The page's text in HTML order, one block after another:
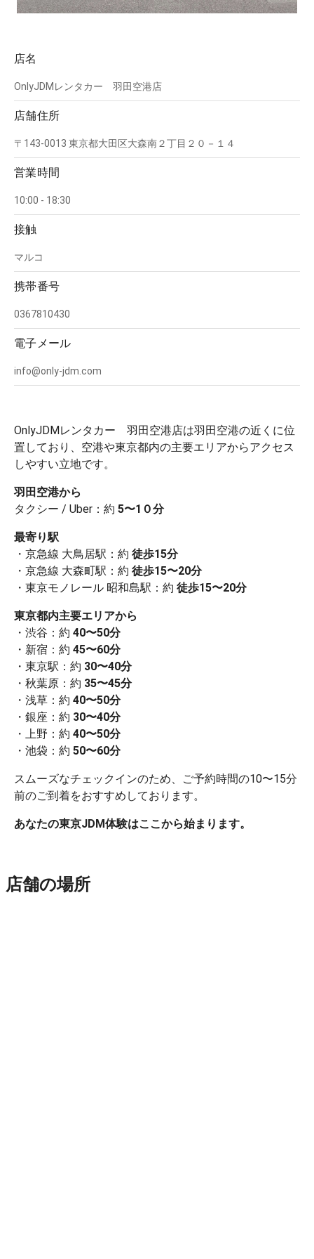
店名
OnlyJDMレンタカー 羽田空港店
店舗住所
〒143-0013 東京都大田区大森南２丁目２０－１４
営業時間
10:00 - 18:30
接触
マルコ
携帯番号
0367810430
電子メール
info@only-jdm.com
OnlyJDMレンタカー 羽田空港店は羽田空港の近くに位
置しており、空港や東京都内の主要エリアからアクセス
しやすい立地です。
羽田空港から
タクシー / Uber：約 5〜1０分
最寄り駅
・京急線 大鳥居駅：約 徒歩15分
・京急線 大森町駅：約 徒歩15〜20分
・東京モノレール 昭和島駅：約 徒歩15〜20分
東京都内主要エリアから
・渋谷：約 40〜50分
・新宿：約 45〜60分
・東京駅：約 30〜40分
・秋葉原：約 35〜45分
・浅草：約 40〜50分
・銀座：約 30〜40分
・上野：約 40〜50分
・池袋：約 50〜60分
スムーズなチェックインのため、ご予約時間の10〜15分
前のご到着をおすすめしております。
あなたの東京JDM体験はここから始まります。
店舗の場所